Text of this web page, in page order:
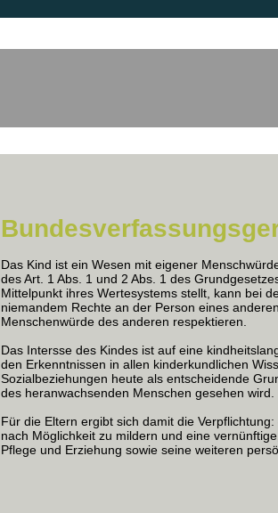
Das Kind ist ein Wesen mit eigener
des Art. 1 Abs. 1 und 2 Abs. 1 des
Mittelpunkt ihres Wertesystems stellt, kann bei
niemandem Rechte an der Person eines
Menschenwürde des anderen respektieren.
Das Intersse des Kindes ist auf eine
den Erkenntnissen in allen kinderkundlichen
Sozialbeziehungen heute als entscheidende
des heranwachsenden Menschen gesehen wird.
Für die Eltern ergibt sich damit die
nach Möglichkeit zu mildern und eine
Pflege und Erziehung sowie seine weiteren